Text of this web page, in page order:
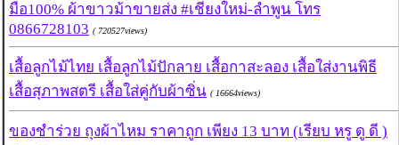
มือ100% ผ้าขาวม้าขายส่ง #เชียงใหม่-ลำพูน โทร
0866728103 ( 720527views)
เสื้อลูกไม้ไทย เสื้อลูกไม้ปักลาย เสื้อกาสะลอง เสื้อใส่งานพิธี
เสื้อสุภาพสตรี เสื้อใส่คู่กับผ้าซิ่น ( 16664views)
ของชำร่วย ถุงผ้าไหม ราคาถูก เพียง 13 บาท (เรียบ หรู ดู ดี )